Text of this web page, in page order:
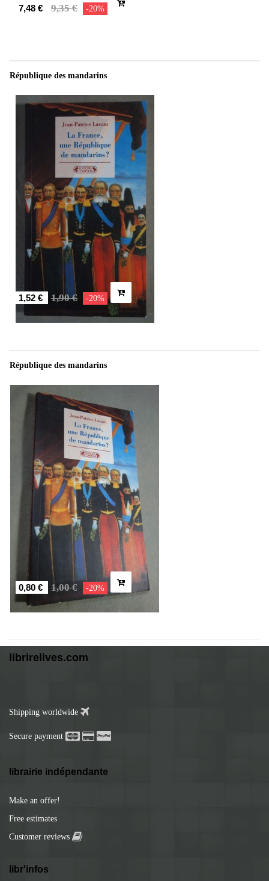
7,48 € 9,35 € -20%
République des mandarins
1,52 € 1,90 € -20%
République des mandarins
0,80 € 1,00 € -20%
librirelives.com
Shipping worldwide
Secure payment
librairie indépendante
Make an offer!
Free estimates
Customer reviews
libr'infos